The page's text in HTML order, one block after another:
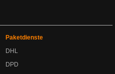
Paketdienste
DHL
DPD